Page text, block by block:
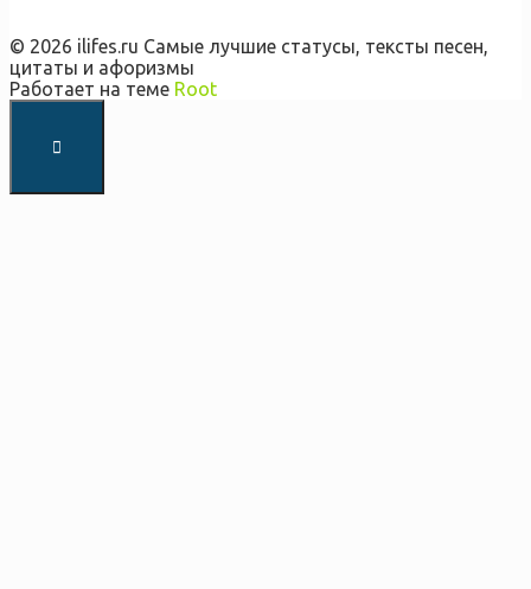
© 2026 ilifes.ru Самые лучшие статусы, тексты песен,
цитаты и афоризмы
Работает на теме Root